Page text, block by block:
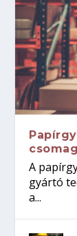
A
gyártó
a...